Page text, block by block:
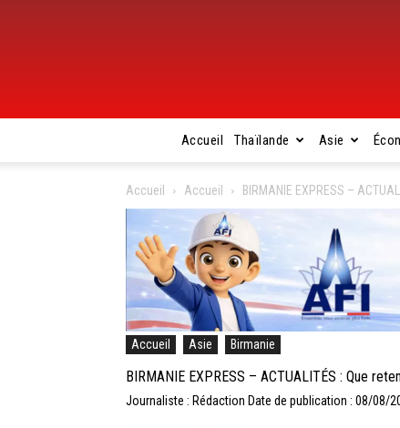
Accueil Thaïlande Asie
Accueil Accueil BIRMANIE EXPRESS –
Accueil Asie Birmanie
BIRMANIE EXPRESS – ACTUALITÉS : Que
Journaliste : Rédaction Date de publication : 08/08/